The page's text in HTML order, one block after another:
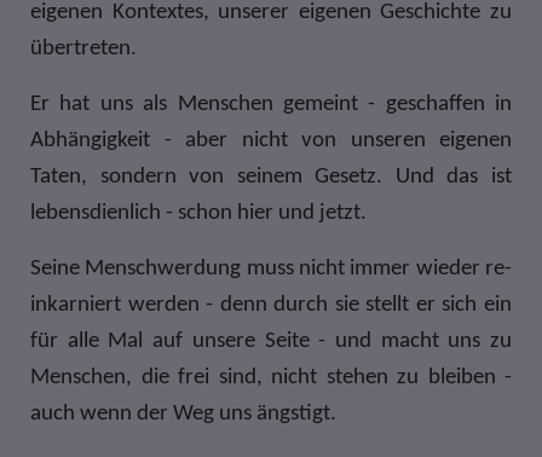
eigenen Kontextes, unserer eigenen Geschichte zu
übertreten.
Er hat uns als Menschen gemeint - geschaffen in
Abhängigkeit - aber nicht von unseren eigenen
Taten, sondern von seinem Gesetz. Und das ist
lebensdienlich - schon hier und jetzt.
Seine Menschwerdung muss nicht immer wieder re-
inkarniert werden - denn durch sie stellt er sich ein
für alle Mal auf unsere Seite - und macht uns zu
Menschen, die frei sind, nicht stehen zu bleiben -
auch wenn der Weg uns ängstigt.